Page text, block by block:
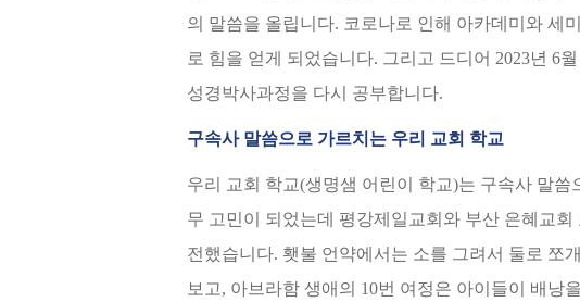
의 말씀을 올립니다. 코로나로 인해 아카데미와 세
로 힘을 얻게 되었습니다. 그리고 드디어 2023년 6
성경박사과정을 다시 공부합니다.
구속사 말씀으로 가르치는 우리 교회 학교
우리 교회 학교(생명샘 어린이 학교)는 구속사 말
무 고민이 되었는데 평강제일교회와 부산 은혜교
전했습니다. 횃불 언약에서는 소를 그려서 둘로 쪼
보고, 아브라함 생애의 10번 여정은 아이들이 배